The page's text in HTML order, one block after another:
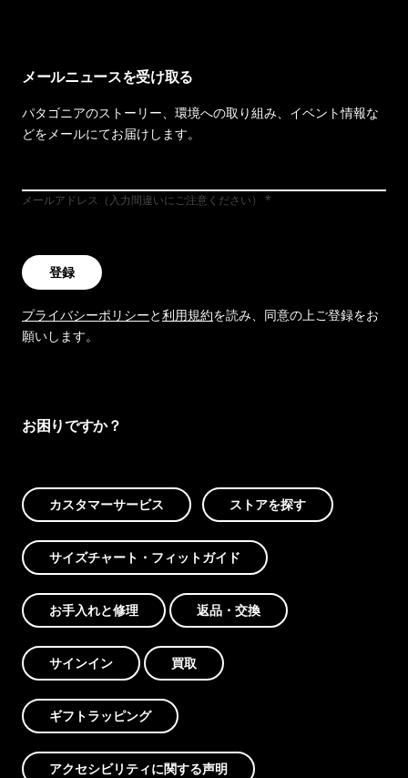
メールニュースを受け取る
パタゴニアのストーリー、環境への取り組み、イベント情報な
どをメールにてお届けします。
メールアドレス（入力間違いにご注意ください）
登録
プライバシーポリシーと利用規約を読み、同意の上ご登録をお
願いします。
お困りですか？
カスタマーサービス ストアを探す
サイズチャート・フィットガイド
お手入れと修理 返品・交換
サインイン 買取
ギフトラッピング
アクセシビリティに関する声明